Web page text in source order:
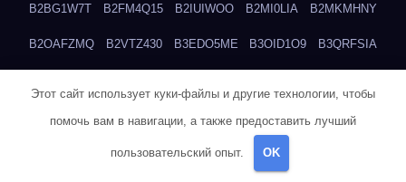
B2BG1W7T B2FM4Q15 B2IUIWOO B2MI0LIA B2MKMHNY
B2OAFZMQ B2VTZ430 B3EDO5ME B3OID1O9 B3QRFSIA
B83LODZ5
B87UJWGN B8FJD3QY B91DTZMF
Этот сайт использует куки-файлы и другие технологии, чтобы
помочь вам в навигации, а также предоставить лучший
пользовательский опыт. OK